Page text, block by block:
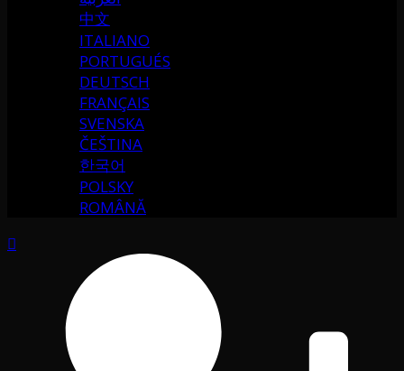
中文
ITALIANO
PORTUGUÉS
DEUTSCH
FRANÇAIS
SVENSKA
ČEŠTINA
한국어
POLSKY
ROMÂNĂ